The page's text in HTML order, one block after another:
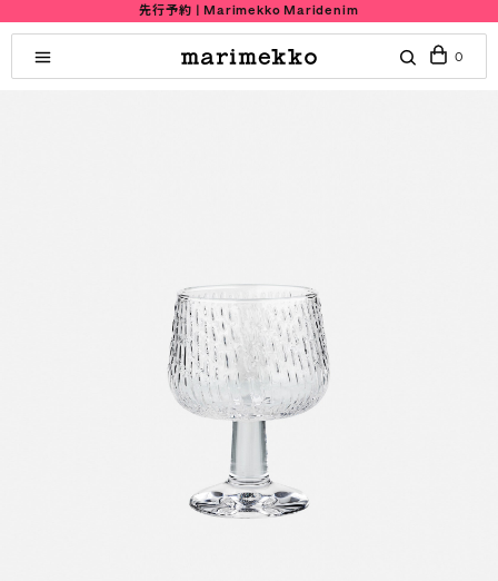
先行予約 | Marimekko Maridenim
0